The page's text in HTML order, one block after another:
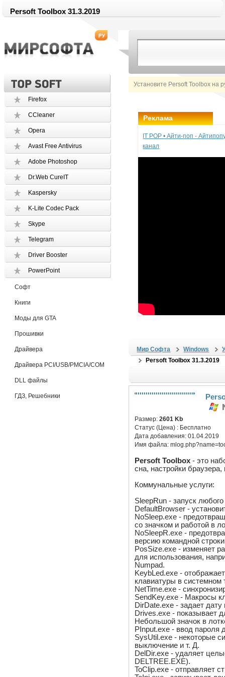
Persoft Toolbox 31.3.2019
Установите Persoft Toolbox на
Firefox
CCleaner
Opera
Avast Free Antivirus
Adobe Photoshop
Dr.Web CureIT
Kaspersky
K-Lite Codec Pack
Skype
Telegram
Driver Booster
PowerPoint
Софт
Книги
Моды для GTA
Прошивки
Драйвера
Драйвера PCI/USB/PMCIA/COM
DLL файлы
ГДЗ, Решебники
Реклама
IT POP • Айти-поп -
канал
Мир Софта Windows
Persoft Toolbox 31.3.2019
Размер:2601 Kb
Статус (Цена) : Бесплатно
Дата добавления:01.04.2019
Имя файла:
Persoft Toolbox - это
сна, настройки
Коммунальные услуги:
SleepRun - запуск
DefaultBrowser -
NoSleep.exe -
со значком и работой в
NoSleepR.exe -
версию командной
PosSize.exe - изменяет
для использования,
Numpad.
KeybLed.exe -
клавиатуры в системном
NetTime.exe -
SendKey.exe - Макросы
DirDate.exe - задает дату
Drives.exe - показывает
Небольшой значок в
PInput.exe - ввод пароля
SysUtil.exe - некоторые
выключение и т. Д.
DelDir.exe - удаляет
DELTREE.EXE).
ToClip.exe - отправляет